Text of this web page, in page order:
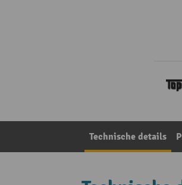
Technische details